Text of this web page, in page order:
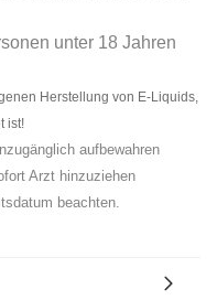
unter 18 Jahren
Herstellung von E-Liquids,
ist!
aufbewahren
Arzt hinzuziehen
beachten.